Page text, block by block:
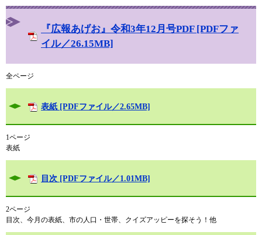
『広報あげお』令和3年12月号PDF [PDFファ
イル／26.15MB]
全ページ
表紙 [PDFファイル／2.65MB]
1ページ
表紙
目次 [PDFファイル／1.01MB]
2ページ
目次、今月の表紙、市の人口・世帯、クイズアッピーを探そう！他